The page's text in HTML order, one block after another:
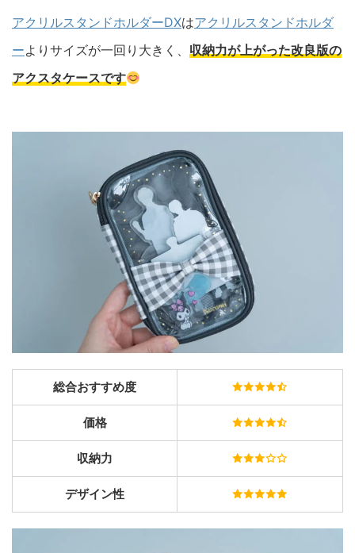
アクリルスタンドホルダーDXはアクリルスタンドホルダ
ーよりサイズが一回り大きく、 収納力が上がった改良版の
アクスタケースです
総合おすすめ度
価格
収納力
デザイン性